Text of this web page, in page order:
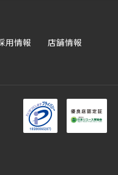
用情報 店舗情報